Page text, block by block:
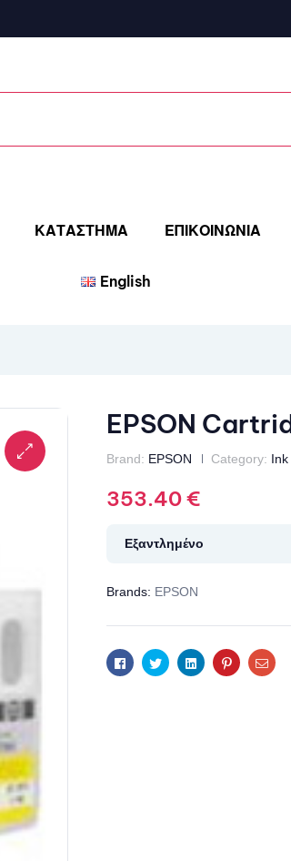
ΚΑΤΑΣΤΗΜΑ ΕΠΙΚΟΙΝΩΝΙΑ
English
EPSON
Brand: EPSON Category:
353.40€
Εξαντλημένο
Brands: EPSON
FacebookTwitterLinkedinPinterestEmail